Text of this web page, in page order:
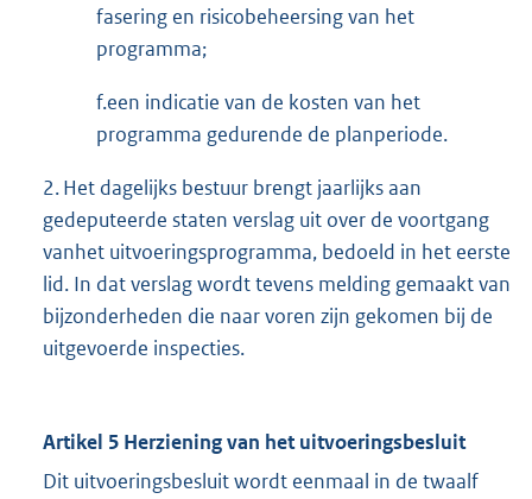
fasering en risicobeheersing van het
programma;
f.een indicatie van de kosten van het
programma gedurende de planperiode.
2. Het dagelijks bestuur brengt jaarlijks aan
gedeputeerde staten verslag uit over de voortgang
vanhet uitvoeringsprogramma, bedoeld in het eerste
lid. In dat verslag wordt tevens melding gemaakt van
bijzonderheden die naar voren zijn gekomen bij de
uitgevoerde inspecties.
Artikel 5 Herziening van het uitvoeringsbesluit
Dit uitvoeringsbesluit wordt eenmaal in de twaalf